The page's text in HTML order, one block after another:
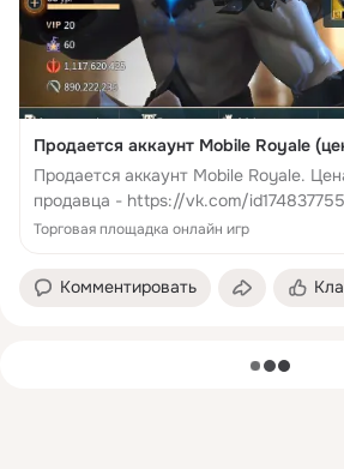
Продается аккаунт Mobile Royale
Продается аккаунт Mobile Royale.
продавца - https://vk.com/
аккаунт Mobile Royale. Цена - 1500$
Торговая площадка онлайн игр
Комментировать